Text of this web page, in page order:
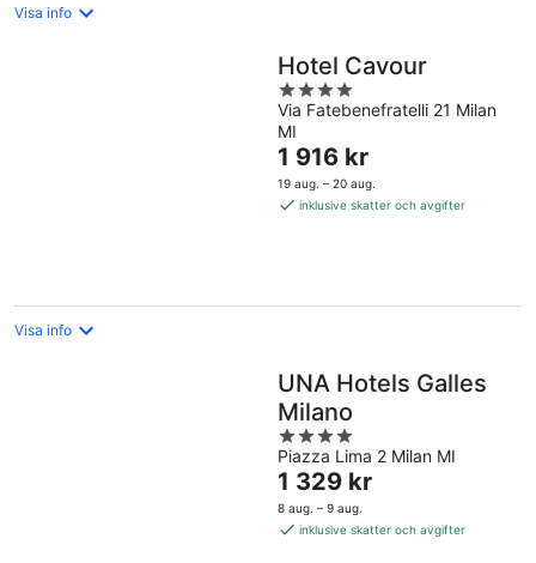
Visa info
Hotel Cavour
4
out
of
5
Via Fatebenefratelli 21 Milan
MI
Priset
är
1 916 kr
1 916 kr
19 aug. – 20 aug.
inklusive skatter och avgifter
Visa info
UNA Hotels Galles
Milano
4
out
of
5
Piazza Lima 2 Milan MI
Priset
är
1 329 kr
1 329 kr
8 aug. – 9 aug.
inklusive skatter och avgifter